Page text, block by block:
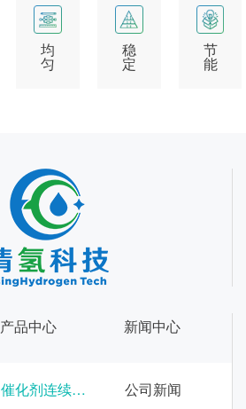
均
匀
稳
定
节
能
产品中心
催化剂连续合成生产线
新闻中心
公司新闻